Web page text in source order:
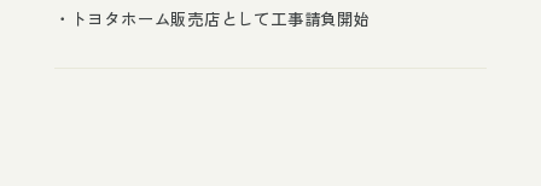
トヨタホーム販売店として工事請負開始